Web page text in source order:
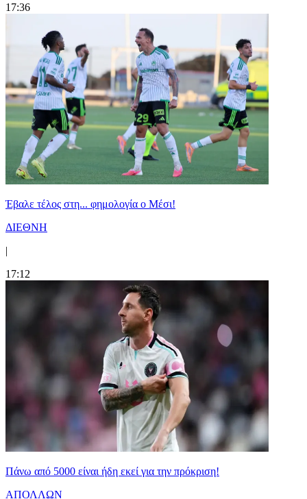
17:36
Έβαλε τέλος στη... φημολογία o Μέσι!
ΔΙΕΘΝΗ
|
17:12
Πάνω από 5000 είναι ήδη εκεί για την πρόκριση!
ΑΠΟΛΛΩΝ